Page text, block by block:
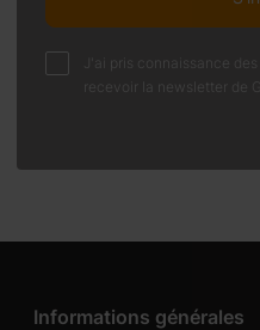
J'ai pris connaissance des
recevoir la newsletter de
Informations générales